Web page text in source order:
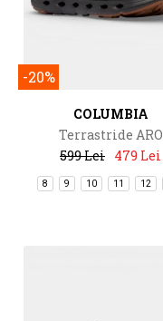
-20%
COLUMBIA
Terrastride ARO
599 Lei 479 Lei
8 9 10 11 12